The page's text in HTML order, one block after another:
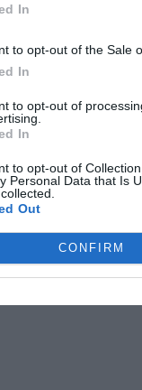
In
to opt-out of the Sale
In
to opt-out of
In
to opt-out of
Personal Data that Is
Out
CONFIRM